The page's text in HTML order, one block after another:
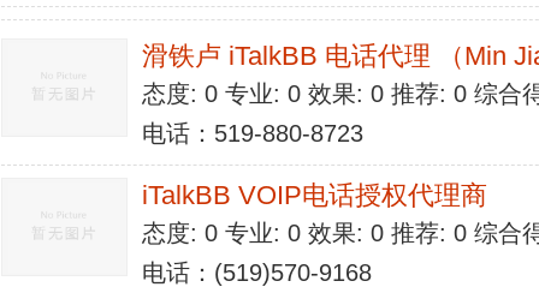
滑铁卢 iTalkBB 电话代理 （Min
态度: 0 专业: 0 效果: 0 推荐: 0 综合
电话：519-880-8723
iTalkBB VOIP电话授权代理商
态度: 0 专业: 0 效果: 0 推荐: 0 综合
电话：(519)570-9168